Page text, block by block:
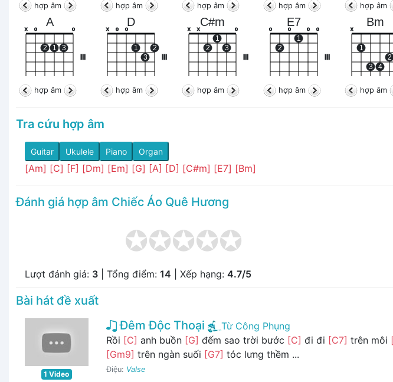
hợp âm hợp âm hợp âm hợp âm hợp âm
A
x o
2 1 3
o
hợp âm
D
x o o
1
3
2
hợp âm
C#m
x x
2
1
3
o
hợp âm
E7
o
2
o
1
o o
hợp âm
Bm
x
1
3 4
2
hợp âm
Tra cứu hợp âm
Guitar Ukulele Piano Organ
[Am] [C] [F] [Dm] [Em] [G] [A] [D] [C#m] [E7] [Bm]
Đánh giá hợp âm Chiếc Áo Quê Hương
Lượt đánh giá: 3 | Tổng điểm: 14 | Xếp hạng: 4.7/5
Bài hát đề xuất
1 Video
Đêm Độc Thoại
Từ Công Phụng
Rồi [C] anh buồn [G] đếm sao trời bước [C] đi đi [C7] trên môi
[Gm9] trên ngàn suối [G7] tóc lưng thềm ...
Điệu: Valse